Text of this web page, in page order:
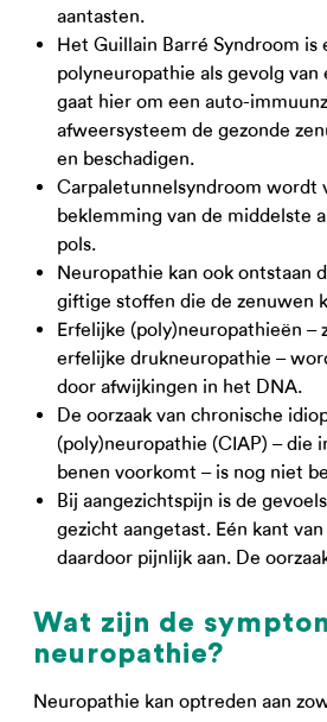
aantasten.
Het Guillain Barré Syndroom is
polyneuropathie als gevolg
gaat hier om een auto-
afweersysteem de gezonde
en beschadigen.
Carpaletunnelsyndroom wordt
beklemming van de middelste
pols.
Neuropathie kan ook ontstaan
giftige stoffen die de zenuwen
Erfelijke (poly)neuropathieën –
erfelijke drukneuropathie –
door afwijkingen in het DNA.
De oorzaak van chronische
(poly)neuropathie (CIAP) – die
benen voorkomt – is nog niet
Bij aangezichtspijn is de
gezicht aangetast. Eén kant
daardoor pijnlijk aan. De
Wat zijn de
neuropathie?
Neuropathie kan optreden aan